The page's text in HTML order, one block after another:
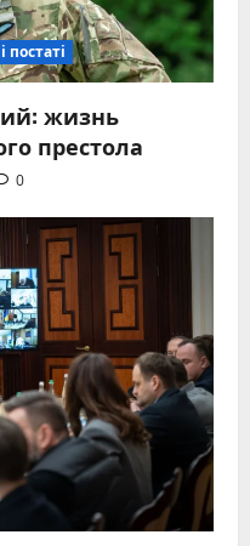
постаті
жизнь
престола
0